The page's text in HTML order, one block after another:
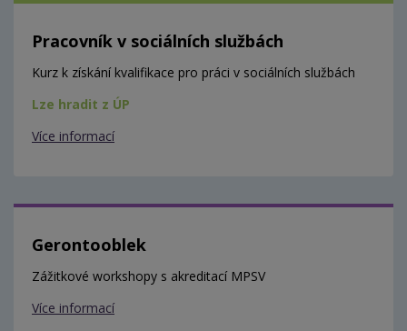
Pracovník v sociálních službách
Kurz k získání kvalifikace pro práci v sociálních službách
Lze hradit z ÚP
Více informací
Gerontooblek
Zážitkové workshopy s akreditací MPSV
Více informací